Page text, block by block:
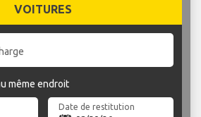
VOITURES
même endroit
Date de restitution